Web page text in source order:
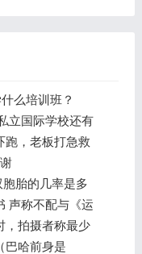
么培训班？
立国际学校还有
跑，老板打急救
胎的几率是多
声称不配与《运
，拍摄者称最少
巴哈前身是